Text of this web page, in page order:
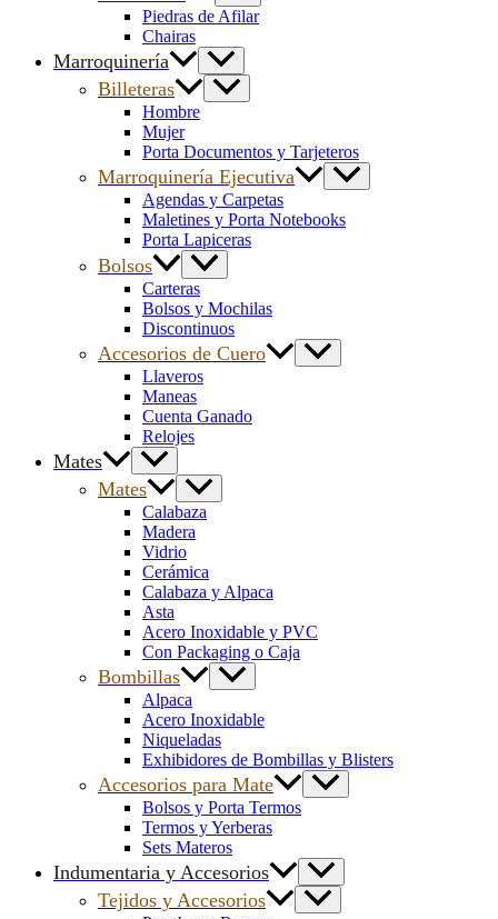
Piedras de Afilar
Chairas
Marroquinería
Billeteras
Hombre
Mujer
Porta Documentos y Tarjeteros
Marroquinería Ejecutiva
Agendas y Carpetas
Maletines y Porta Notebooks
Porta Lapiceras
Bolsos
Carteras
Bolsos y Mochilas
Discontinuos
Accesorios de Cuero
Llaveros
Maneas
Cuenta Ganado
Relojes
Mates
Mates
Calabaza
Madera
Vidrio
Cerámica
Calabaza y Alpaca
Asta
Acero Inoxidable y PVC
Con Packaging o Caja
Bombillas
Alpaca
Acero Inoxidable
Niqueladas
Exhibidores de Bombillas y Blisters
Accesorios para Mate
Bolsos y Porta Termos
Termos y Yerberas
Sets Materos
Indumentaria y Accesorios
Tejidos y Accesorios